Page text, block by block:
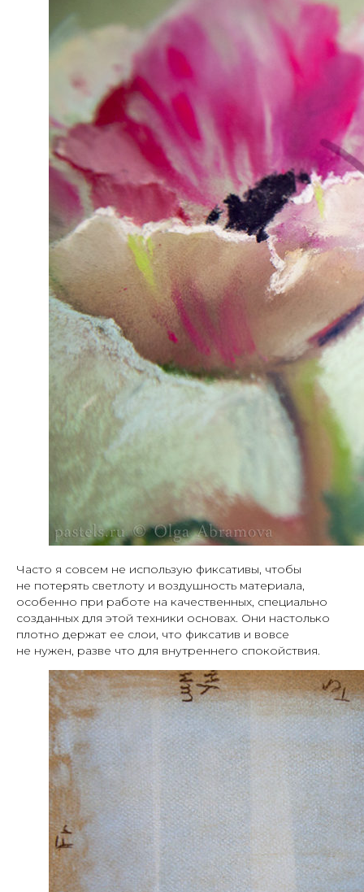
Часто я совсем не использую фиксативы, чтобы
не потерять светлоту и воздушность материала,
особенно при работе на качественных, специально
созданных для этой техники основах. Они настолько
плотно держат ее слои, что фиксатив и вовсе
не нужен, разве что для внутреннего спокойствия.